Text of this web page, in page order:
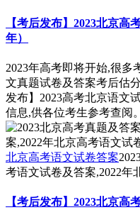
【考后发布】2023北京高
年）
2023年高考即将开始,很多
文真题试卷及答案考后估
发布】2023高考北京语文
信息,供各位考生参考查阅。
北京高考语文试卷答案
考语文试卷及答案,2022年
【考后发布】2023北京高